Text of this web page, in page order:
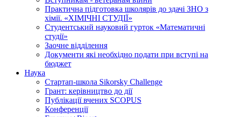
Практична підготовка школярів до здачі ЗНО з
хімії. «ХІМІЧНІ СТУДІЇ»
Студентський науковий гурток «Математичні
студії»
Заочне відділення
Документи які необхідно подати при вступі на
бюджет
Наука
Стартап-школа Sikorsky Challenge
Грант: керівництво до дії
Публікації вчених SCOPUS
Конференції